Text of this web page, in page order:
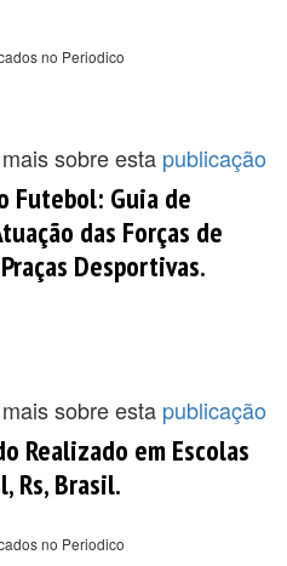
no Periodico
sobre esta publicação
Futebol: Guia de
das Forças de
Desportivas.
sobre esta publicação
Realizado em Escolas
Rs, Brasil.
no Periodico